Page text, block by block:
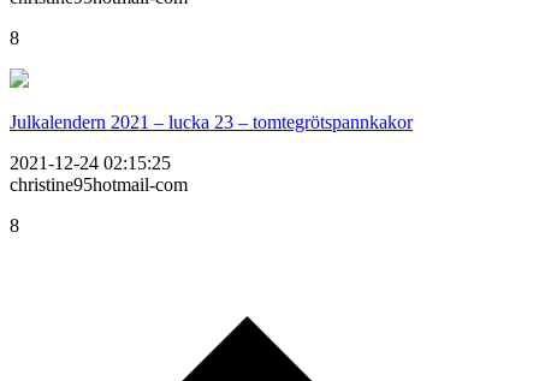
8
Julkalendern 2021 – lucka 23 – tomtegrötspannkakor
2021-12-24 02:15:25
christine95hotmail-com
8